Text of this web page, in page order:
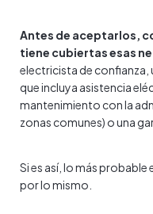
Antes de aceptarlos,
tiene cubiertas esas
electricista de confianza,
que incluya asistencia
mantenimiento con la
zonas comunes) o una
Si es así, lo más
por lo mismo.